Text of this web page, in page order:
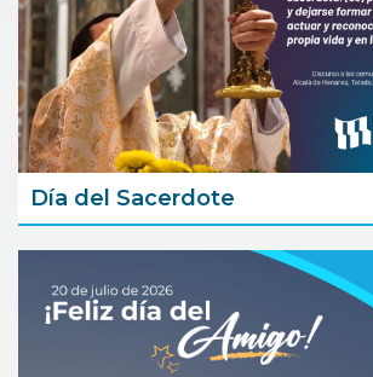
Día del Sacerdote